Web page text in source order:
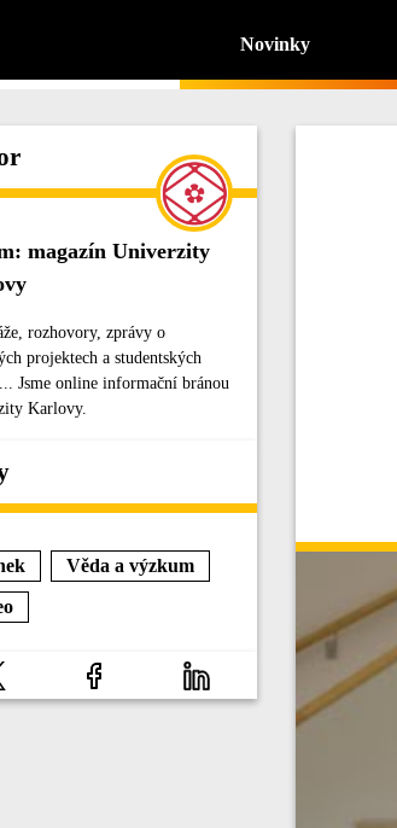
Novinky
magazín Univerzity
rozhovory, zprávy o
projektech a studentských
Jsme online informační bránou
Karlovy.
Věda a výzkum